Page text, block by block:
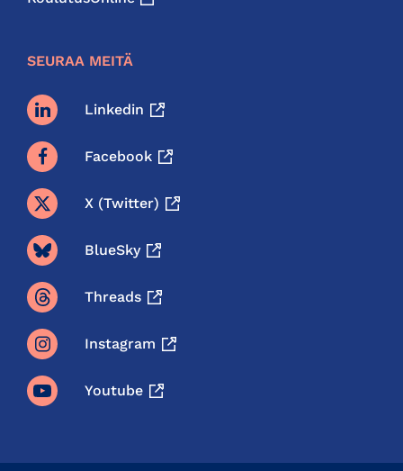
SEURAA MEITÄ
Linkedin
Facebook
X (twitter)
BlueSky
Threads
Instagram
Youtube